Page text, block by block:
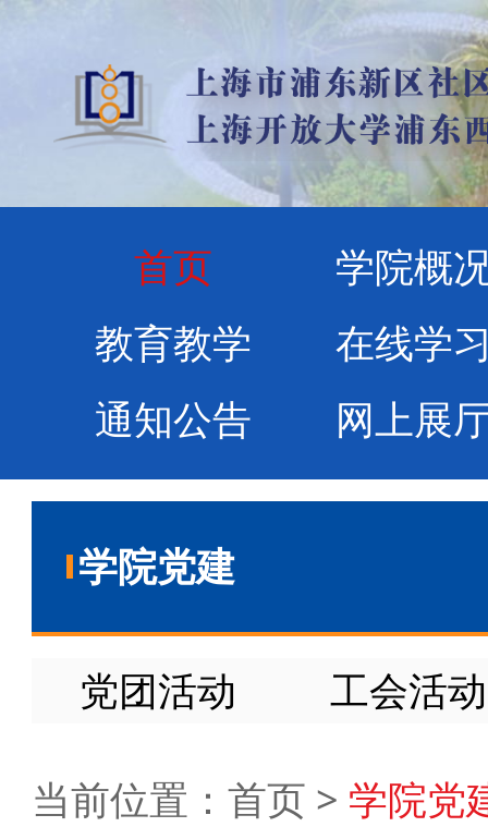
首页
学院概
教育教学
在线学
通知公告
网上展
学院党建
党团活动 工会活动
当前位置：首页 > 学院党